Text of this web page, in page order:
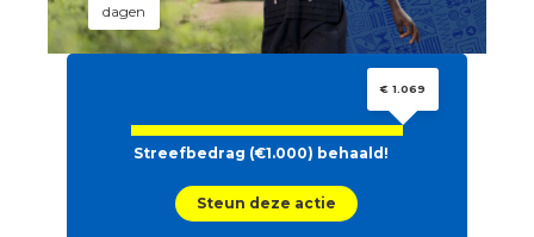
dagen
€ 1.069
Streefbedrag (€1.000) behaald!
Steun deze actie